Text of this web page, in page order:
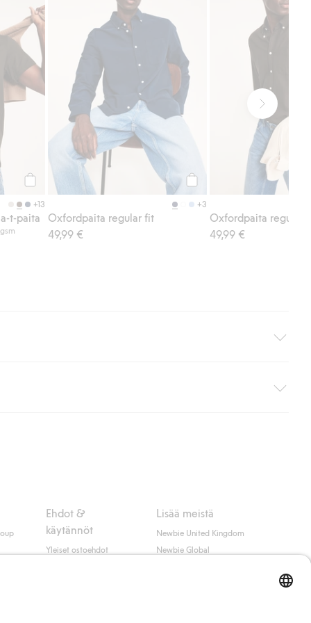
+13
t-paita
Osta
+3
Oxfordpaita regular fit
49,99 €
Oxfordpaita regular
49,99 €
(ei koske kotiinkuljetusta). Toimituskulut
Ehdot &
käytännöt
Yleiset ostoehdot
Lisää meistä
Newbie United Kingdom
Newbie Global